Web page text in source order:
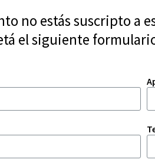
no estás suscripto a
el siguiente